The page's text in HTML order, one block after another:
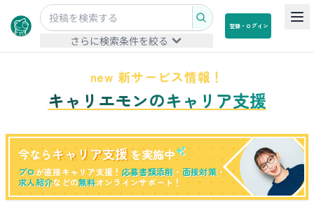
さらに検索条件を絞る
登録・ログイン
new 新サービス情報！
キャリエモンのキャリア支援
今なら キャリア支援 を実施中
プロが直接キャリア支援！応募書類添削 ・ 面接対策・
求人紹介などの無料オンラインサポート！